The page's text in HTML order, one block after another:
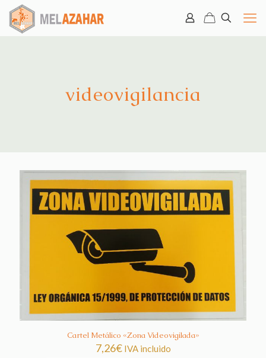
videovigilancia
Cartel Metálico «Zona Videovigilada»
7,26€ IVA incluido